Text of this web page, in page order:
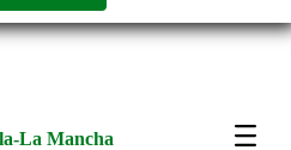
La Mancha